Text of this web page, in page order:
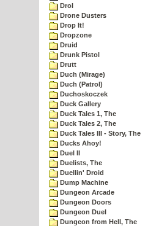
Drol
Drone Dusters
Drop It!
Dropzone
Druid
Drunk Pistol
Drutt
Duch (Mirage)
Duch (Patrol)
Duchoskoczek
Duck Gallery
Duck Tales 1, The
Duck Tales 2, The
Duck Tales III - Story, The
Ducks Ahoy!
Duel II
Duelists, The
Duellin' Droid
Dump Machine
Dungeon Arcade
Dungeon Doors
Dungeon Duel
Dungeon from Hell, The